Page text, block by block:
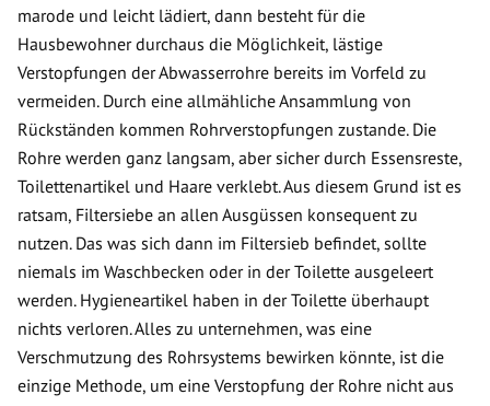
marode und leicht lädiert, dann besteht für die
Hausbewohner durchaus die Möglichkeit, lästige
Verstopfungen der Abwasserrohre bereits im Vorfeld zu
vermeiden. Durch eine allmähliche Ansammlung von
Rückständen kommen Rohrverstopfungen zustande. Die
Rohre werden ganz langsam, aber sicher durch Essensreste,
Toilettenartikel und Haare verklebt. Aus diesem Grund ist es
ratsam, Filtersiebe an allen Ausgüssen konsequent zu
nutzen. Das was sich dann im Filtersieb befindet, sollte
niemals im Waschbecken oder in der Toilette ausgeleert
werden. Hygieneartikel haben in der Toilette überhaupt
nichts verloren. Alles zu unternehmen, was eine
Verschmutzung des Rohrsystems bewirken könnte, ist die
einzige Methode, um eine Verstopfung der Rohre nicht aus